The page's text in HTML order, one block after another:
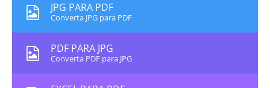
JPG PARA PDF
Converta JPG para PDF
PDF PARA JPG
Converta PDF para JPG